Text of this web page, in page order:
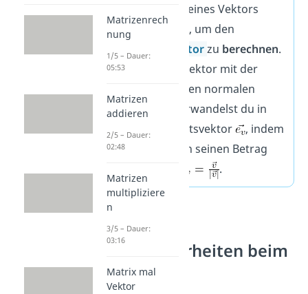
Den Betrag eines Vektors
brauchst du, um den
Einheitsvektorzu berechnen.
Das ist ein Vektor mit der
. Einen normalen
Vektor
verwandelst du in
einen Einheitsvektor
, indem
du ihn durch seinen Betrag
.
Achtung:
Besonderheiten beim
Betrag
Matrizenrech
nung
1/5 – Dauer:
05:53
Matrizen
addieren
2/5 – Dauer:
02:48
Matrizen
multipliziere
n
3/5 – Dauer:
03:16
Matrix mal
Vektor